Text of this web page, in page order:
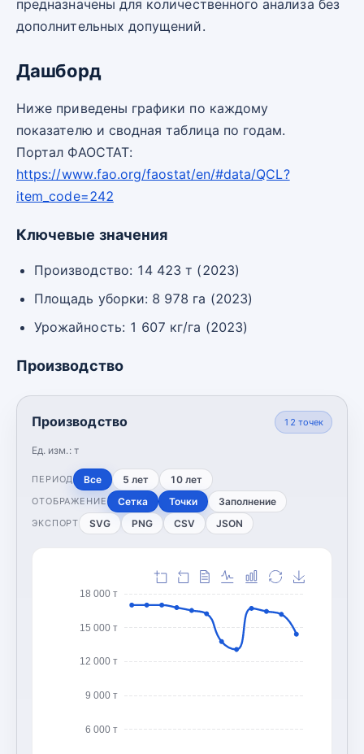
предназначены для количественного анализа без
дополнительных допущений.
Дашборд
Ниже приведены графики по каждому
показателю и сводная таблица по годам.
Портал ФАОСТАТ:
https://www.fao.org/faostat/en/#data/QCL?
item_code=242
Ключевые значения
Производство: 14 423 т (2023)
Площадь уборки: 8 978 га (2023)
Урожайность: 1 607 кг/га (2023)
Производство
Производство
Ед. изм.: т
12 точек
ПЕРИОД Все 5 лет 10 лет
ОТОБРАЖЕНИЕ Сетка Точки Заполнение
ЭКСПОРТ SVG PNG CSV JSON
6 000 т
9 000 т
12 000 т
15 000 т
18 000 т